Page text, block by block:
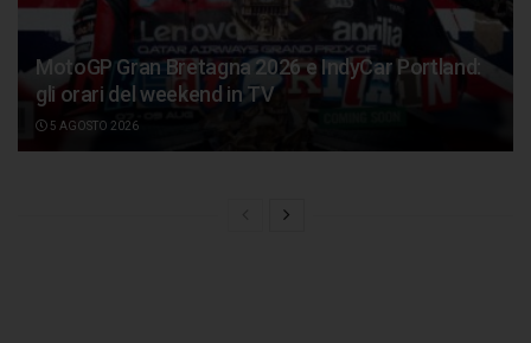
MotoGP Gran Bretagna 2026 e IndyCar Portland:
gli orari del weekend in TV
5 AGOSTO 2026